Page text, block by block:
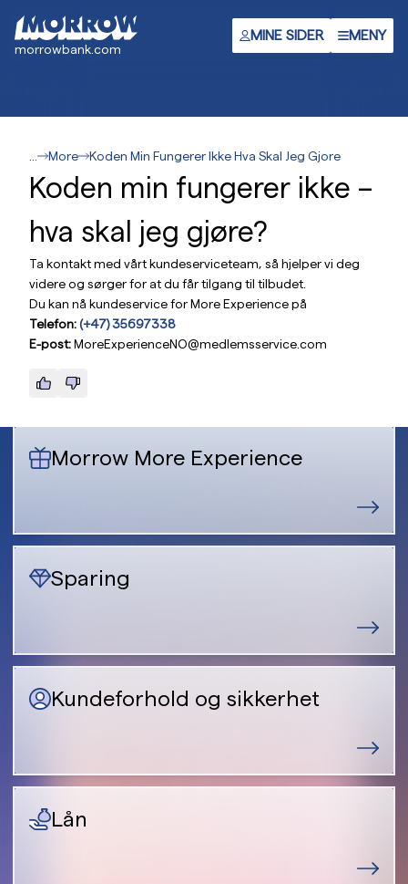
hovedinnhold
morrowbank.com
MINE SIDER MENY
More Koden Min Fungerer Ikke Hva Skal Jeg Gjore
Koden min fungerer ikke –
hva skal jeg gjøre?
Ta kontakt med vårt kundeserviceteam, så hjelper vi deg
videre og sørger for at du får tilgang til tilbudet.
Du kan nå kundeservice for More Experience på
Telefon:(+47) 35697338
E-post:MoreExperienceNO@medlemsservice.com
Morrow More Experience
Sparing
Kundeforhold og sikkerhet
Lån